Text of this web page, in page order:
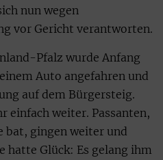
nun wegen
vor Gericht verantworten.
Pfalz wurde Anfang
Auto angefahren und
auf dem Bürgersteig.
einfach weiter. Passanten,
bat, gingen weiter und
hatte Glück: Es gelang ihm